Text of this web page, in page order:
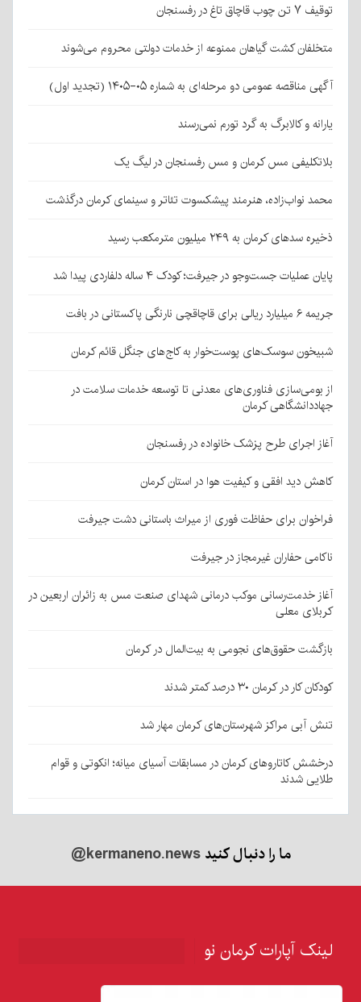
توقیف ۷ تن چوب قاچاق تاغ در رفسنجان
متخلفان کشت گیاهان ممنوعه از خدمات دولتی محروم می‌شوند
آگهی مناقصه عمومی دو مرحله‌ای به شماره ۰۵-۱۴۰۵ (تجدید اول)
یارانه و کالابرگ به گرد تورم نمی‌رسند
بلاتکلیفی مس کرمان و مس رفسنجان در لیگ یک
محمد نواب‌زاده، هنرمند پیشکسوت تئاتر و سینمای کرمان درگذشت
ذخیره سدهای کرمان به ۲۴۹ میلیون مترمکعب رسید
پایان عملیات جست‌وجو در جیرفت؛ کودک ۴ ساله دلفاردی پیدا شد
جریمه ۶ میلیارد ریالی برای قاچاقچی نارنگی پاکستانی در بافت
شبیخون سوسک‌های پوست‌خوار به کاج‌های جنگل قائم کرمان
از بومی‌سازی فناوری‌های معدنی تا توسعه خدمات سلامت در
جهاددانشگاهی کرمان
آغاز اجرای طرح پزشک خانواده در رفسنجان
کاهش دید افقی و کیفیت هوا در استان کرمان
فراخوان برای حفاظت فوری از میراث باستانی دشت جیرفت
ناکامی حفاران غیرمجاز در جیرفت
آغاز خدمت‌رسانی موکب درمانی شهدای صنعت مس به زائران اربعین در
کربلای معلی
بازگشت حقوق‌های نجومی به بیت‌المال در کرمان
کودکان کار در کرمان ۳۰ درصد کمتر شدند
تنش آبی مراکز شهرستان‌های کرمان مهار شد
درخشش کاتاروهای کرمان در مسابقات آسیای میانه؛ انکوتی و قوام
طلایی شدند
ما را دنبال کنید@kermaneno.news
لینک آپارات کرمان نو